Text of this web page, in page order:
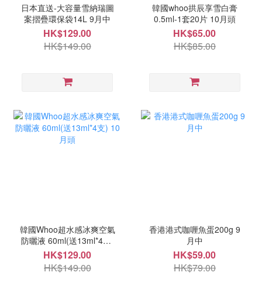
日本直送-大容量雪納瑞圖
案摺疊環保袋14L 9月中
HK$129.00
HK$149.00
韓國whoo拱辰享雪白膏
0.5ml-1套20片 10月頭
HK$65.00
HK$85.00
韓國Whoo超水感冰爽空氣
防曬液 60ml(送13ml*4支)
10月頭
HK$129.00
HK$149.00
香港港式咖喱魚蛋200g 9
月中
HK$59.00
HK$79.00